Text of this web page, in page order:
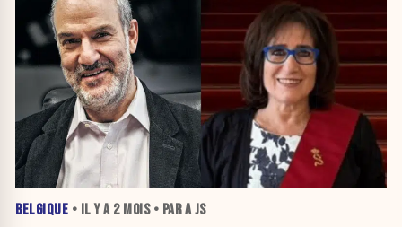
BELGIQUE • IL Y A 2 MOIS• PAR A JS